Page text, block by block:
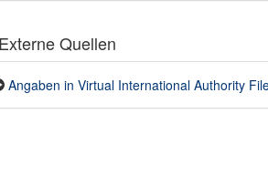
Externe Quellen
Angaben in Virtual International Authority